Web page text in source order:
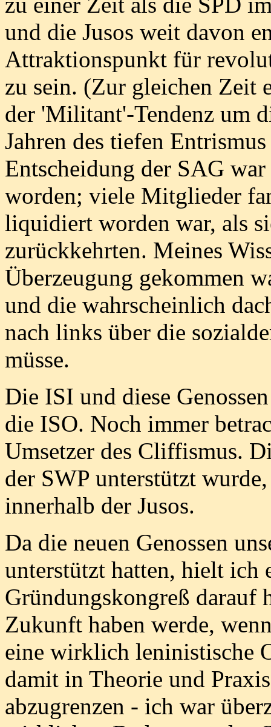
und die Jusos weit davon
Attraktionspunkt für
zu sein. (Zur gleichen Zeit
der 'Militant'-Tendenz um
Jahren des tiefen
Entscheidung der SAG
worden; viele Mitglieder
liquidiert worden war, als
zurückkehrten. Meines
Überzeugung gekommen
und die wahrscheinlich
nach links über die
müsse.
Die ISI und diese
die ISO. Noch immer
Umsetzer des Cliffismus.
der SWP unterstützt
innerhalb der Jusos.
Da die neuen Genossen
unterstützt hatten, hielt ich
Gründungskongreß darauf
Zukunft haben werde,
eine wirklich leninistische
damit in Theorie und
abzugrenzen - ich war